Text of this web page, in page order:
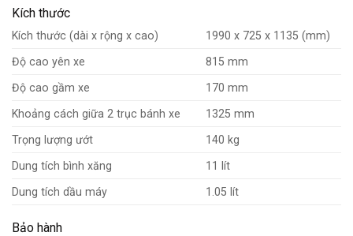
Kích thước
Kích thước (dài x rộng x cao) 1990 x 725 x 1135 (mm)
Độ cao yên xe 815 mm
Độ cao gầm xe 170 mm
Khoảng cách giữa 2 trục bánh xe 1325 mm
Trọng lượng ướt 140 kg
Dung tích bình xăng 11 lít
Dung tích dầu máy 1.05 lít
Bảo hành